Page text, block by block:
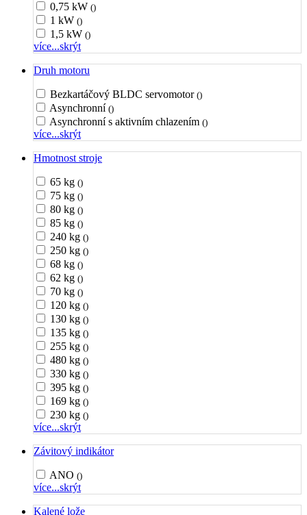
0,75 kW ()
1 kW ()
1,5 kW ()
více...skrýt
Druh motoru
Bezkartáčový BLDC servomotor ()
Asynchronní ()
Asynchronní s aktivním chlazením ()
více...skrýt
Hmotnost stroje
65 kg ()
75 kg ()
80 kg ()
85 kg ()
240 kg ()
250 kg ()
68 kg ()
62 kg ()
70 kg ()
120 kg ()
130 kg ()
135 kg ()
255 kg ()
480 kg ()
330 kg ()
395 kg ()
169 kg ()
230 kg ()
více...skrýt
Závitový indikátor
ANO ()
více...skrýt
Kalené lože